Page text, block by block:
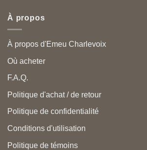
À propos
À propos d'Emeu Charlevoix
Où acheter
F.A.Q.
Politique d'achat / de retour
Politique de confidentialité
Conditions d'utilisation
Politique de témoins